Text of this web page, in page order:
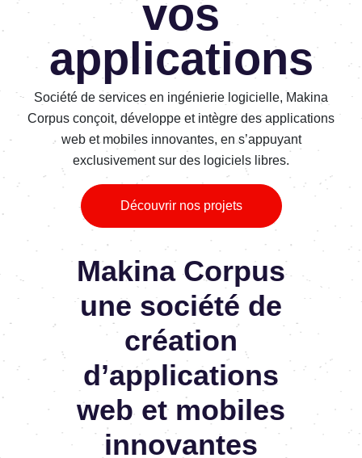
vos
applications
Société de services en ingénierie logicielle, Makina
Corpus conçoit, développe et intègre des applications
web et mobiles innovantes, en s’appuyant
exclusivement sur des logiciels libres.
Découvrir nos projets
Makina Corpus
une société de
création
d’applications
web et mobiles
innovantes